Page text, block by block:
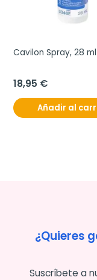
Cavilon Spray, 28 ml
18,95 €
Añadir al
¿Quieres
Suscríbete a